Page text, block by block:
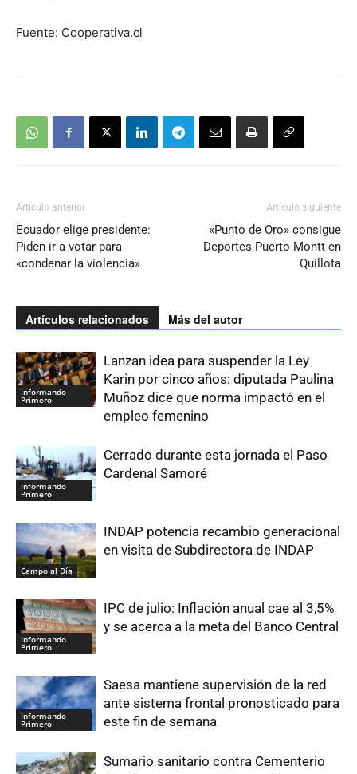
Fuente: Cooperativa.cl
Artículo anterior
Ecuador elige presidente:
Piden ir a votar para
«condenar la violencia»
Artículo siguiente
«Punto de Oro» consigue
Deportes Puerto Montt en
Quillota
Artículos relacionados Más del autor
Informando
Primero
Lanzan idea para suspender la Ley
Karin por cinco años: diputada Paulina
Muñoz dice que norma impactó en el
empleo femenino
Informando
Primero
Cerrado durante esta jornada el Paso
Cardenal Samoré
Campo al Día
INDAP potencia recambio generacional
en visita de Subdirectora de INDAP
Informando
Primero
IPC de julio: Inflación anual cae al 3,5%
y se acerca a la meta del Banco Central
Informando
Primero
Saesa mantiene supervisión de la red
ante sistema frontal pronosticado para
este fin de semana
Sumario sanitario contra Cementerio